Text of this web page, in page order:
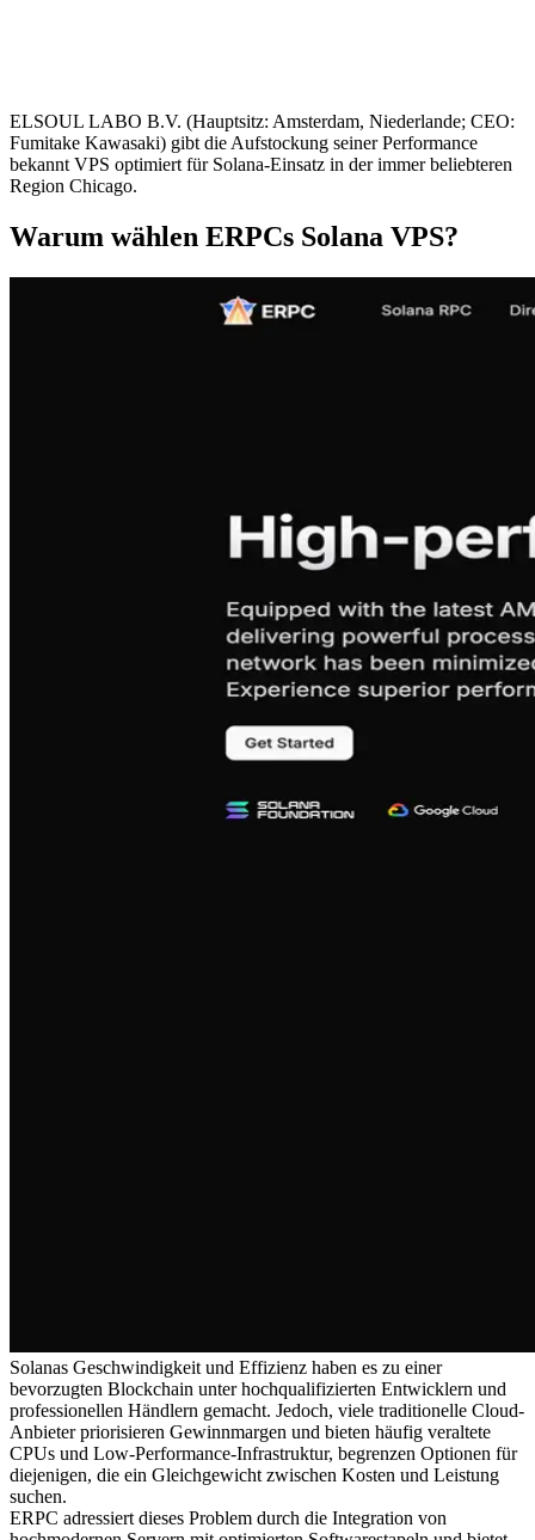
ELSOUL LABO B.V. (Hauptsitz: Amsterdam, Niederlande; CEO:
Fumitake Kawasaki) gibt die Aufstockung seiner Performance
bekannt VPS optimiert für Solana-Einsatz in der immer beliebteren
Region Chicago.
Warum wählen ERPCs Solana VPS?
Solanas Geschwindigkeit und Effizienz haben es zu einer
bevorzugten Blockchain unter hochqualifizierten Entwicklern und
professionellen Händlern gemacht. Jedoch, viele traditionelle Cloud-
Anbieter priorisieren Gewinnmargen und bieten häufig veraltete
CPUs und Low-Performance-Infrastruktur, begrenzen Optionen für
diejenigen, die ein Gleichgewicht zwischen Kosten und Leistung
suchen.
ERPC adressiert dieses Problem durch die Integration von